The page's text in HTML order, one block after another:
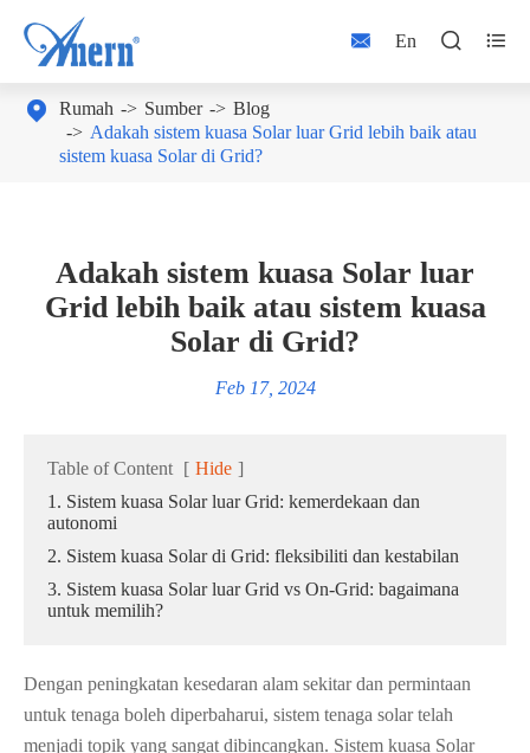
 En  
 Rumah Sumber
Blog
Adakah sistem kuasa Solar luar Grid lebih baik atau
sistem kuasa Solar di Grid?
Adakah sistem kuasa Solar luar
Grid lebih baik atau sistem kuasa
Solar di Grid?
Feb 17, 2024
Table of Content [ Hide ]
1. Sistem kuasa Solar luar Grid: kemerdekaan dan
autonomi
2. Sistem kuasa Solar di Grid: fleksibiliti dan kestabilan
3. Sistem kuasa Solar luar Grid vs On-Grid: bagaimana
untuk memilih?
Dengan peningkatan kesedaran alam sekitar dan permintaan
untuk tenaga boleh diperbaharui, sistem tenaga solar telah
menjadi topik yang sangat dibincangkan. Sistem kuasa Solar